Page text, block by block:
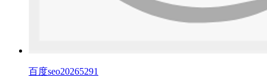
百度seo20265291